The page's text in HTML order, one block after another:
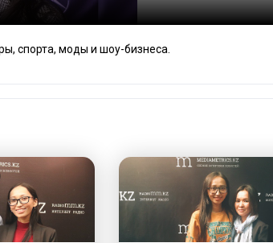
спорта, моды и шоу-бизнеса.